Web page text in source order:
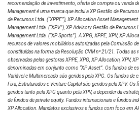
recomendação de investimento, oferta de compra ou venda
Management é uma marca que inclui a XP Gestão de
de Recursos Ltda. (“XPPE”), XP Allocation Asset
Management Ltda. (“XPV”), XP Advisory Gestão de Recursos
Management Ltda. (“XP Sports”). A XPG, XPPE, XPV, XP
recursos de valores mobiliários autorizadas pela Comissão
constituídas na forma da Resolução CVM nº 21/21. Todas as
observadas pelas gestoras XPPE, XPG, XP Allocation, XPV,
denominadas em conjunto como “XP Asset”. Os fundos de
Variável e Multimercado são geridos pela XPG. Os fundos de
Fixa, Estruturados e Venture Capital são geridos pela XPV. Os
geridos tanto pela XPG quanto pela XPV, a depender da
de fundos de private equity. Fundos internacionais e fundos
XP Allocation. Mandatos exclusivos e fundos com foco em